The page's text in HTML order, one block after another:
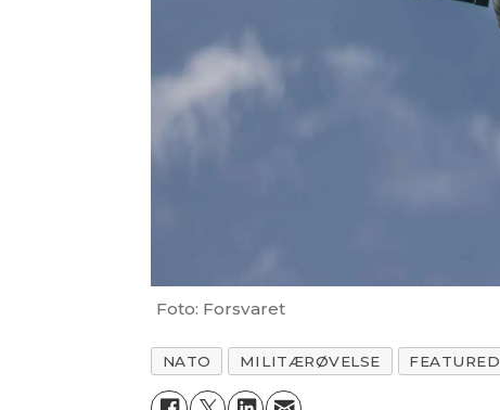
Foto: Forsvaret
NATO MILITÆRØVELSE FEATURED